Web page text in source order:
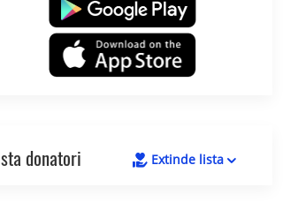
donatori Extinde lista